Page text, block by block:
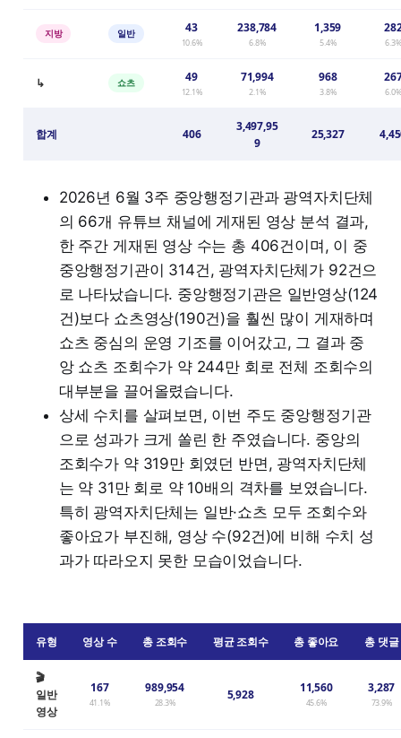
지방 일반 43
10.6%
238,784
6.8%
1,359
5.4% 6.3%
↳ 쇼츠 49
12.1%
71,994
2.1%
968
3.8% 6.0%
합계 406
3,497,95
9
25,327
2026년 6월 3주 중앙행정기관과 광역자치단체
의 66개 유튜브 채널에 게재된 영상 분석 결과,
한 주간 게재된 영상 수는 총 406건이며, 이 중
중앙행정기관이 314건, 광역자치단체가 92건으
로 나타났습니다. 중앙행정기관은 일반영상(124
건)보다 쇼츠영상(190건)을 훨씬 많이 게재하며
쇼츠 중심의 운영 기조를 이어갔고, 그 결과 중
앙 쇼츠 조회수가 약 244만 회로 전체 조회수의
대부분을 끌어올렸습니다.
상세 수치를 살펴보면, 이번 주도 중앙행정기관
으로 성과가 크게 쏠린 한 주였습니다. 중앙의
조회수가 약 319만 회였던 반면, 광역자치단체
는 약 31만 회로 약 10배의 격차를 보였습니다.
특히 광역자치단체는 일반·쇼츠 모두 조회수와
좋아요가 부진해, 영상 수(92건)에 비해 수치 성
과가 따라오지 못한 모습이었습니다.
유형 영상 수 총 조회수 평균 조회수 총 좋아요 총 댓글
🎬
일반
영상
167
41.1%
989,954
28.3%
5,928 11,560
45.6%
3,287
73.9%